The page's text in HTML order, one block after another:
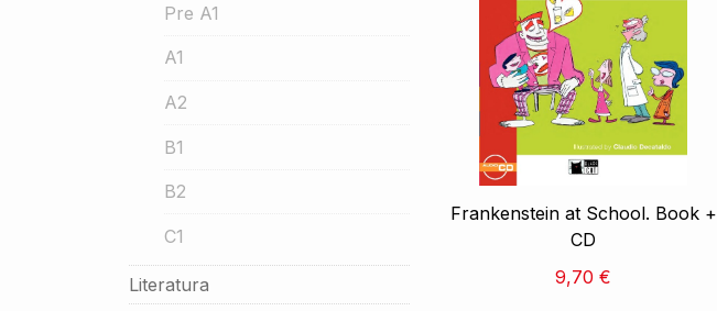
Frankenstein at School. Book +
CD
9,70 €
Pre A1
A1
A2
B1
B2
C1
Literatura